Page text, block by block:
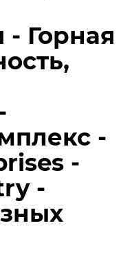
Горная
-
-
-